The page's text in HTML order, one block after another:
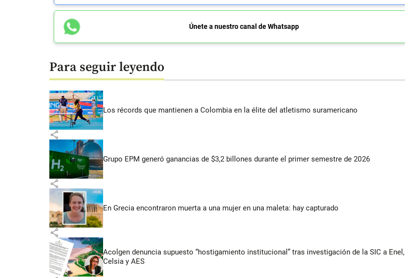
Únete a nuestro canal de Whatsapp
Para seguir leyendo
Los récords que mantienen a Colombia en la élite del atletismo suramericano
share
Grupo EPM generó ganancias de $3,2 billones durante el primer semestre de 2026
share
En Grecia encontraron muerta a una mujer en una maleta: hay capturado
share
Acolgen denuncia supuesto “hostigamiento institucional” tras investigación de la SIC a Enel,
Celsia y AES